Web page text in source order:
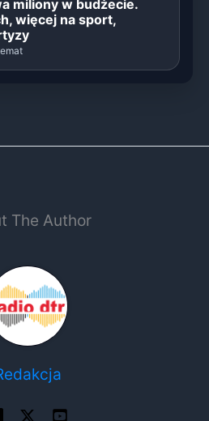
miliony w budżecie.
więcej na sport,
The Author